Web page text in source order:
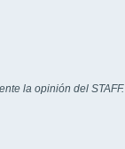
la opinión del STAFF.